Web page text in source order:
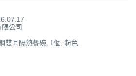
公司
雙耳隔熱餐碗, 1個, 粉色